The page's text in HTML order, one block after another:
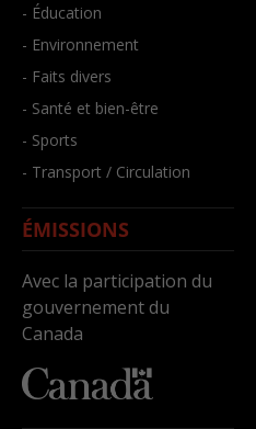
- Éducation
- Environnement
- Faits divers
- Santé et bien-être
- Sports
- Transport / Circulation
ÉMISSIONS
Avec la participation du
gouvernement du
Canada